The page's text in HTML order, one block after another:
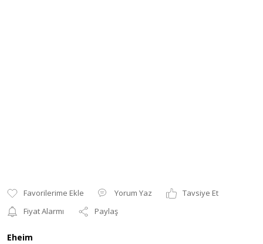
Yorum Yaz
Tavsiye Et
Fiyat Alarmı
Paylaş
Eheim